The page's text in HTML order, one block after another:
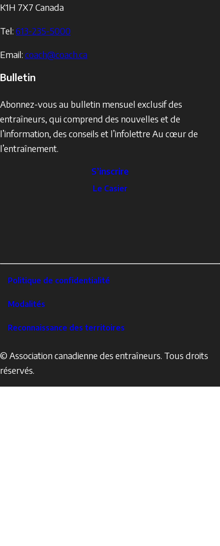
K1H 7X7 Canada
Tel: 613-235-5000
Email: coach@coach.ca
Bulletin
Abonnez-vous au bulletin mensuel exclusif des
entraîneurs, qui comprend des nouvelles et de
l’information, des conseils et l’infolettre Au cœur de
l’entraînement.
S’inscrire
Le Casier
Footer
Corporate
Politique de confidentialité
Modalités
Reconnaissance des territoires
© Association canadienne des entraîneurs. Tous droits
réservés.